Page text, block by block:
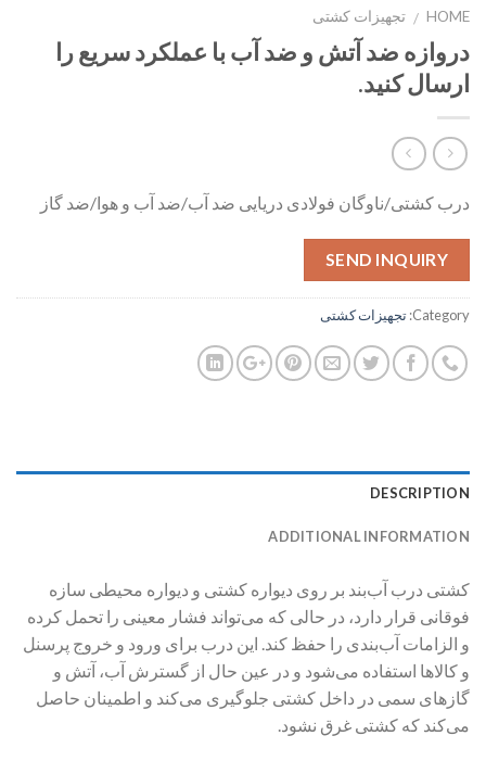
HOME
/ تجهیزات کشتی
دروازه ضد آتش و ضد آب با عملکرد سریع را
ارسال کنید.
درب کشتی/ناوگان فولادی دریایی ضد آب/ضد آب و هوا/ضد گاز
SEND INQUIRY
Category: تجهیزات کشتی
DESCRIPTION
ADDITIONAL INFORMATION
کشتی درب آب‌بند بر روی دیواره کشتی و دیواره محیطی سازه
فوقانی قرار دارد، در حالی که می‌تواند فشار معینی را تحمل کرده
و الزامات آب‌بندی را حفظ کند. این درب برای ورود و خروج پرسنل
و کالاها استفاده می‌شود و در عین حال از گسترش آب، آتش و
گازهای سمی در داخل کشتی جلوگیری می‌کند و اطمینان حاصل
می‌کند که کشتی غرق نشود.